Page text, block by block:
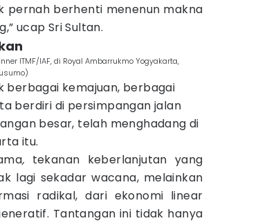
pernah berhenti menenun makna
ucap Sri Sultan.
ITMF/IAF, di Royal Ambarrukmo Yogyakarta,
berbagai kemajuan, berbagai
berdiri di persimpangan jalan
besar, telah menghadang di
itu.
, tekanan keberlanjutan yang
lagi sekadar wacana, melainkan
radikal, dari ekonomi linear
Tantangan ini tidak hanya